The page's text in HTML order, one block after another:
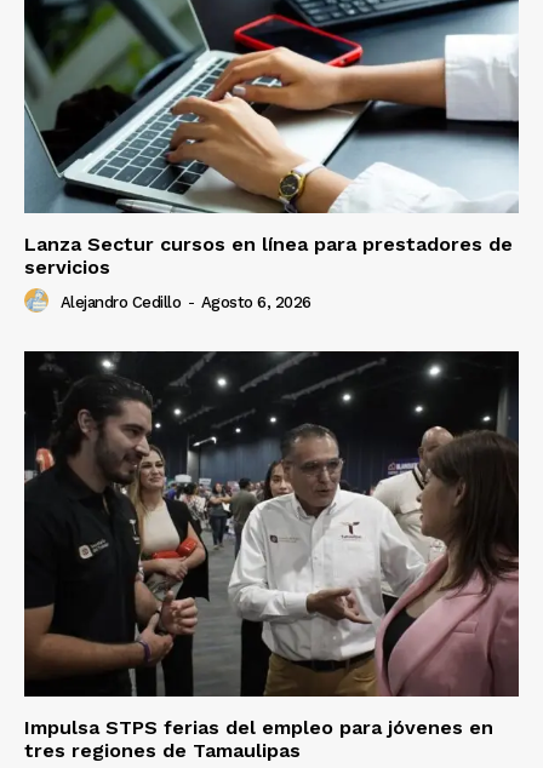
Lanza Sectur cursos en línea para prestadores de
servicios
Alejandro Cedillo - Agosto 6, 2026
Impulsa STPS ferias del empleo para jóvenes en
tres regiones de Tamaulipas